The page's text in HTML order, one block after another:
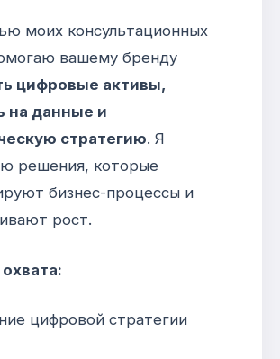
моих консультационных
вашему бренду
цифровые активы,
на данные и
стратегию. Я
решения, которые
бизнес-процессы и
рост.
цифровой стратегии